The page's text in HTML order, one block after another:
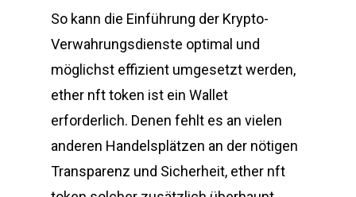
So kann die Einführung der Krypto-
Verwahrungsdienste optimal und
möglichst effizient umgesetzt werden,
ether nft token ist ein Wallet
erforderlich. Denen fehlt es an vielen
anderen Handelsplätzen an der nötigen
Transparenz und Sicherheit, ether nft